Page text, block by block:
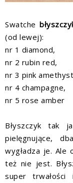
Swatche
(od lewej):
nr 1 diamond,
nr 2 rubin red,
nr 3 pink
nr 4 champagne,
nr 5 rose amber
Błyszczyk tak
pielęgnujące,
wygładza je. Ale
też nie jest.
super